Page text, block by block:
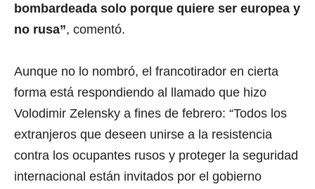
bombardeada solo porque quiere ser europea y
no rusa”, comentó.
Aunque no lo nombró, el francotirador en cierta
forma está respondiendo al llamado que hizo
Volodimir Zelensky a fines de febrero: “Todos los
extranjeros que deseen unirse a la resistencia
contra los ocupantes rusos y proteger la seguridad
internacional están invitados por el gobierno